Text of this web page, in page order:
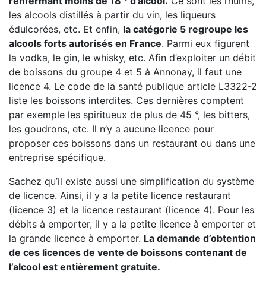
les alcools distillés à partir du vin, les liqueurs
édulcorées, etc. Et enfin, la catégorie 5 regroupe les
alcools forts autorisés en France. Parmi eux figurent
la vodka, le gin, le whisky, etc. Afin d’exploiter un débit
de boissons du groupe 4 et 5 à Annonay, il faut une
licence 4. Le code de la santé publique article L3322-2
liste les boissons interdites. Ces dernières comptent
par exemple les spiritueux de plus de 45 °, les bitters,
les goudrons, etc. Il n’y a aucune licence pour
proposer ces boissons dans un restaurant ou dans une
entreprise spécifique.
Sachez qu’il existe aussi une simplification du système
de licence. Ainsi, il y a la petite licence restaurant
(licence 3) et la licence restaurant (licence 4). Pour les
débits à emporter, il y a la petite licence à emporter et
la grande licence à emporter. La demande d’obtention
de ces licences de vente de boissons contenant de
l’alcool est entièrement gratuite.